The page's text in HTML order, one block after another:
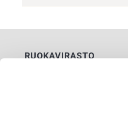
RUOKAVIRASTO